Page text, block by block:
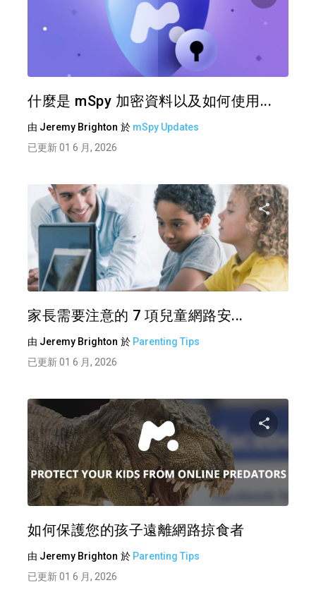
什麼是 mSpy 加密資料以及如何使用...
由 Jeremy Brighton 於 mSpy Updates
已更新 01 6 月, 2026
分
家長需要注意的 7 項兒童網路安...
由 Jeremy Brighton 於 Parenting Tips
已更新 01 6 月, 2026
如何保護您的孩子遠離網路掠食者
由 Jeremy Brighton 於 Parenting Tips
已更新 01 6 月, 2026